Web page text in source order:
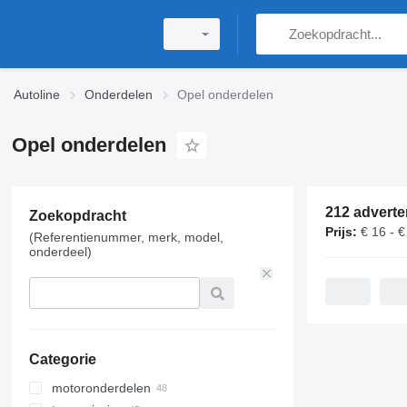
Autoline Onderdelen Opel onderdelen
Opel onderdelen
Zoekopdracht
(Referentienummer, merk, model,
onderdeel)
Categorie
motoronderdelen
212
Prijs: € 16 -